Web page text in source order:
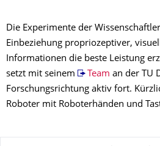
Die Experimente der
Einbeziehung propriozeptiver,
Informationen die beste Leistung
setzt mit seinem
Team an der TU
Forschungsrichtung aktiv fort.
Roboter mit Roboterhänden und